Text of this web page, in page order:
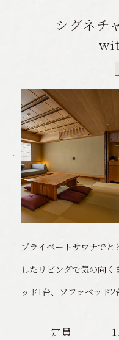
シグネチ
プライベートサウナで
したリビングで気の向く
ッド1台、ソファベッド2
定員